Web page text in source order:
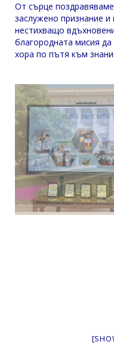
От сърце
заслужено признание
нестихващо
благородната мисия
хора по пътя към